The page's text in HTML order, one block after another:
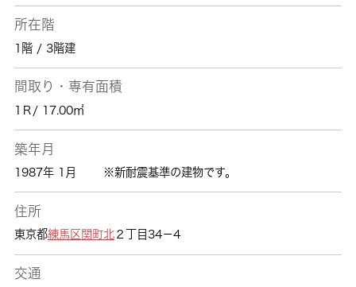
所在階
1階 / 3階建
間取り・専有面積
1Ｒ/ 17.00㎡
築年月
1987年 1月 ※新耐震基準の建物です。
住所
東京都練馬区 関町北２丁目34－4
交通